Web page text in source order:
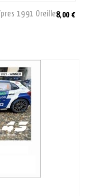
1991 Oreille8,00 €